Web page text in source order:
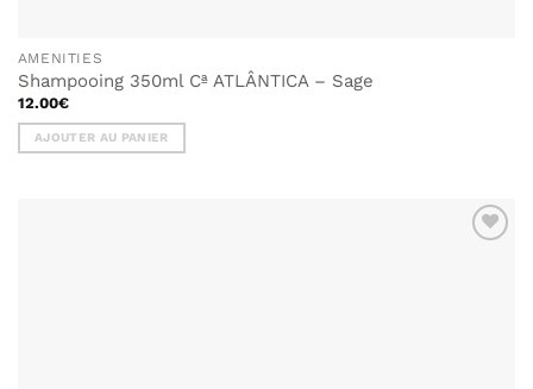
AMENITIES
Shampooing 350ml Cª ATLÂNTICA – Sage
12.00€
AJOUTER AU PANIER